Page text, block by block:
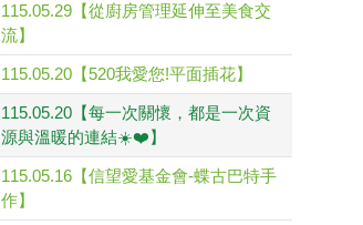
115.05.29【從廚房管理延伸至美食交
流】
115.05.20【520我愛您!平面插花】
115.05.20【每一次關懷，都是一次資
源與溫暖的連結☀️❤️】
115.05.16【信望愛基金會-蝶古巴特手
作】